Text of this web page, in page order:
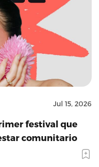
Jul 15, 2026
festival que
comunitario